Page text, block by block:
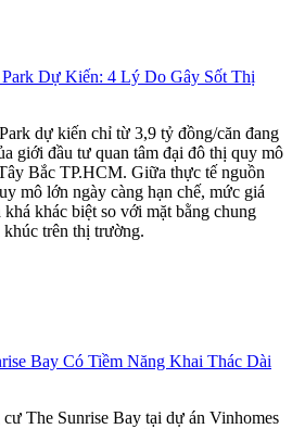
Dự Kiến: 4 Lý Do Gây Sốt Thị
dự kiến chỉ từ 3,9 tỷ đồng/căn đang
giới đầu tư quan tâm đại đô thị quy mô
Bắc TP.HCM. Giữa thực tế nguồn
mô lớn ngày càng hạn chế, mức giá
khác biệt so với mặt bằng chung
khúc trên thị trường.
Bay Có Tiềm Năng Khai Thác Dài
The Sunrise Bay tại dự án Vinhomes